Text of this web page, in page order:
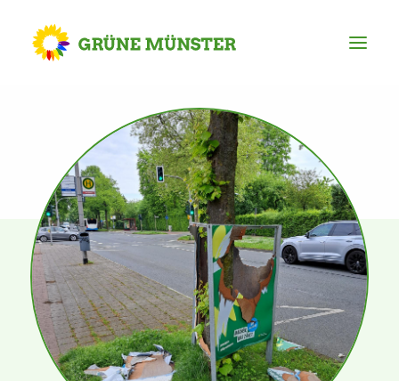
Partei
Kreisvorstand
Kreisgeschäftsstelle
Mitgliederversammlung
Ortsverbände